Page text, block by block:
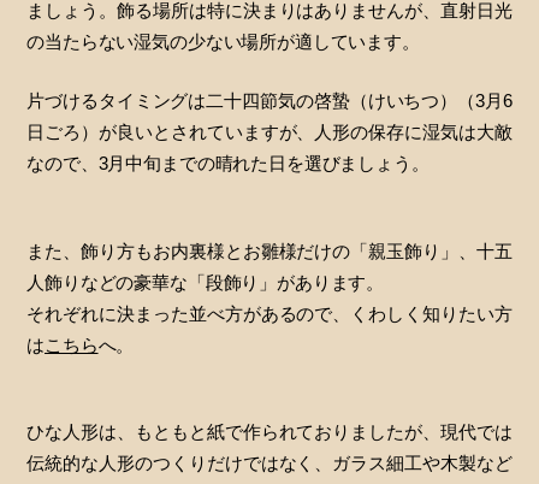
ましょう。飾る場所は特に決まりはありませんが、直射日光
の当たらない湿気の少ない場所が適しています。
片づけるタイミングは二十四節気の啓蟄（けいちつ）（3月6
日ごろ）が良いとされていますが、人形の保存に湿気は大敵
なので、3月中旬までの晴れた日を選びましょう。
また、飾り方もお内裏様とお雛様だけの「親玉飾り」、十五
人飾りなどの豪華な「段飾り」があります。
それぞれに決まった並べ方があるので、くわしく知りたい方
はこちらへ。
ひな人形は、もともと紙で作られておりましたが、現代では
伝統的な人形のつくりだけではなく、ガラス細工や木製など